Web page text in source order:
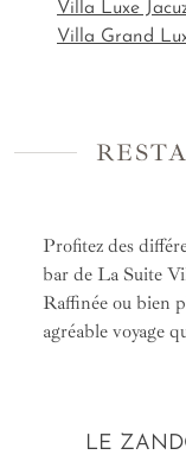
Villa Luxe
Villa Grand
Profitez des
bar de La Suite
Raffinée ou bien
agréable voyage
LE